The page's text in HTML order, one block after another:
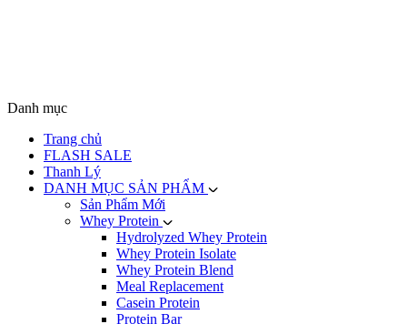
Danh mục
Trang chủ
FLASH SALE
Thanh Lý
DANH MỤC SẢN PHẨM
Sản Phẩm Mới
Whey Protein
Hydrolyzed Whey Protein
Whey Protein Isolate
Whey Protein Blend
Meal Replacement
Casein Protein
Protein Bar